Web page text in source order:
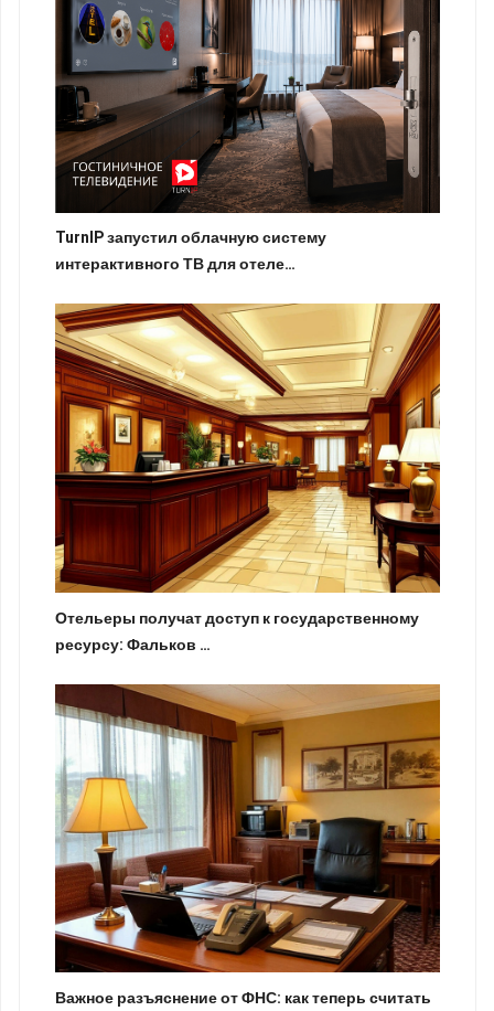
TurnIP запустил облачную систему
интерактивного ТВ для отеле…
Отельеры получат доступ к государственному
ресурсу: Фальков …
Важное разъяснение от ФНС: как теперь считать